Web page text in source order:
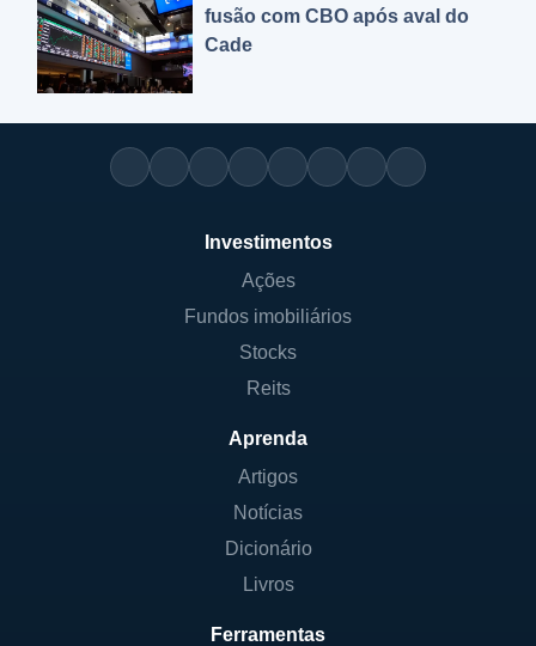
fusão com CBO após aval do
Cade
Investimentos
Ações
Fundos imobiliários
Stocks
Reits
Aprenda
Artigos
Notícias
Dicionário
Livros
Ferramentas